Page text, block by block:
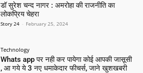
डॉ सुरेश चन्द नागर : अमरोहा की राजनीति का
लोकप्रिय चेहरा
Story 24 - February 25, 2024
Technology
Whats app पर नही कर पायेगा कोई आपकी जासूसी
, आ गये ये 3 नए धमाकेदार फीचर्स, जाने खुशखबरी